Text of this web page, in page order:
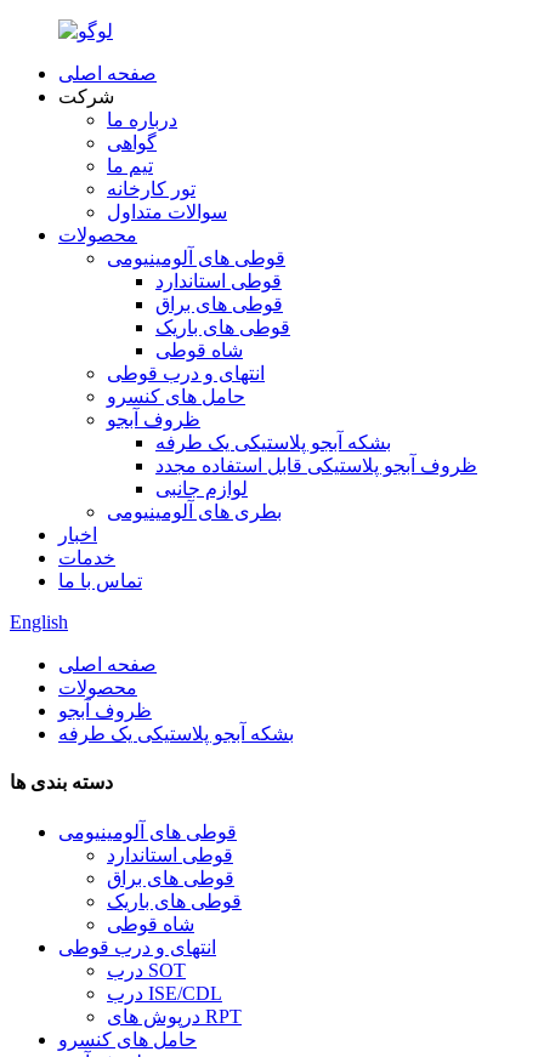
صفحه اصلی
شرکت
درباره ما
گواهی
تیم ما
تور کارخانه
سوالات متداول
محصولات
قوطی های آلومینیومی
قوطی استاندارد
قوطی های براق
قوطی های باریک
شاه قوطی
انتهای و درب قوطی
حامل های کنسرو
ظروف آبجو
بشکه آبجو پلاستیکی یک طرفه
ظروف آبجو پلاستیکی قابل استفاده مجدد
لوازم جانبی
بطری های آلومینیومی
اخبار
خدمات
تماس با ما
English
صفحه اصلی
محصولات
ظروف آبجو
بشکه آبجو پلاستیکی یک طرفه
دسته بندی ها
قوطی های آلومینیومی
قوطی استاندارد
قوطی های براق
قوطی های باریک
شاه قوطی
انتهای و درب قوطی
درب SOT
درب ISE/CDL
درپوش های RPT
حامل های کنسرو